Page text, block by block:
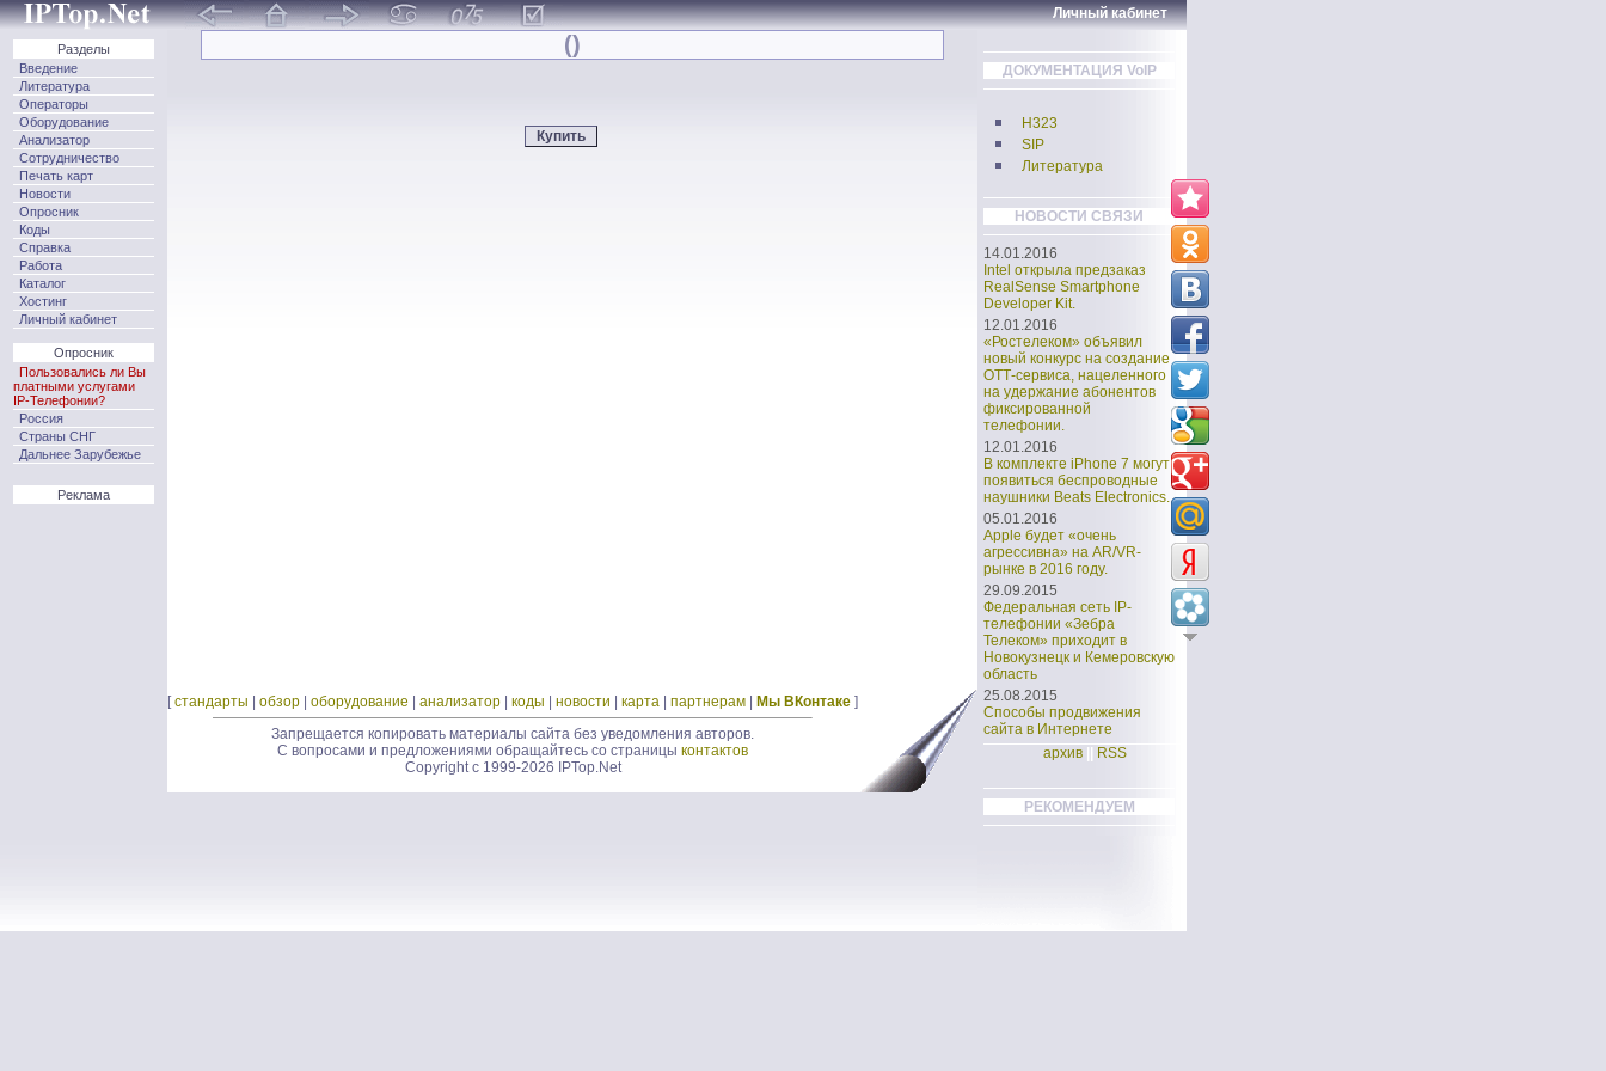
Личный кабинет
Разделы
Введение
Литература
Операторы
Оборудование
Анализатор
Сотрудничество
Печать карт
Новости
Опросник
Коды
Справка
Работа
Каталог
Хостинг
Личный кабинет
Опросник
Пользовались ли Вы
платными услугами
IP-Телефонии?
Россия
Страны СНГ
Дальнее Зарубежье
Реклама
()
ДОКУМЕНТАЦИЯ VoIP
H323
SIP
Литература
НОВОСТИ СВЯЗИ
14.01.2016
Intel открыла предзаказ
RealSense Smartphone
Developer Kit.
12.01.2016
«Ростелеком» объявил
новый конкурс на создание
ОТТ-сервиса, нацеленного
на удержание абонентов
фиксированной
телефонии.
12.01.2016
В комплекте iPhone 7 могут
появиться беспроводные
наушники Beats Electronics.
05.01.2016
Apple будет «очень
агрессивна» на AR/VR-
рынке в 2016 году.
29.09.2015
Федеральная сеть IP-
телефонии «Зебра
Телеком» приходит в
Новокузнецк и Кемеровскую
область
25.08.2015
Способы продвижения
сайта в Интернете
архив
RSS
РЕКОМЕНДУЕМ
[стандарты обзор оборудование анализатор коды новости карта партнерам Мы ВКонтаке ]
Запрещается копировать материалы сайта без уведомления авторов.
С вопросами и предложениями обращайтесь со страницы контактов
Copyright c 1999-2026 IPTop.Net